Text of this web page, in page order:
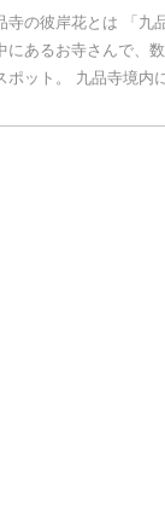
寺の彼岸花とは 「九
にあるお寺さんで、
ポット。 九品寺境内